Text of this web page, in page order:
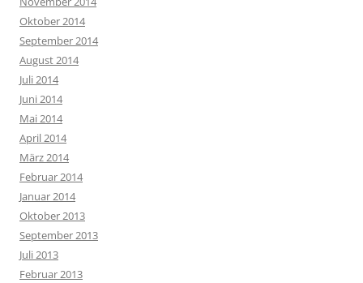
Oktober 2014
September 2014
August 2014
Juli 2014
Juni 2014
Mai 2014
April 2014
März 2014
Februar 2014
Januar 2014
Oktober 2013
September 2013
Juli 2013
Februar 2013